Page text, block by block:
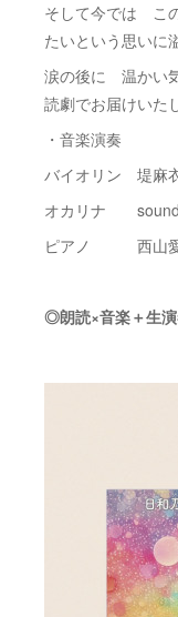
そして今では こ
たいという思いに
涙の後に 温かい
読劇でお届けいた
・音楽演奏
バイオリン 堤麻
オカリナ
ピアノ 西山
◎朗読×音楽＋生